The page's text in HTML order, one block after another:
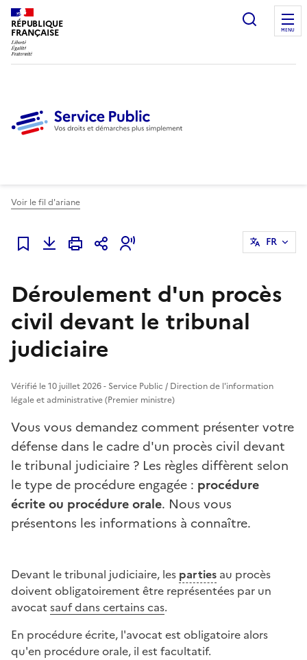
RÉPUBLIQUE
FRANÇAISE
Ouvrir
MENU
Voir le fil d'ariane
Ajouter à mes favoris
FR
Déroulement d'un procès
civil devant le tribunal
judiciaire
Vérifié le 10 juillet 2026 - Service Public / Direction de l'information
légale et administrative (Premier ministre)
Vous vous demandez comment présenter votre
défense dans le cadre d'un procès civil devant
le tribunal judiciaire ? Les règles diffèrent selon
le type de procédure engagée : procédure
écrite ou procédure orale. Nous vous
présentons les informations à connaître.
Devant le tribunal judiciaire, les parties au procès
doivent obligatoirement être représentées par un
avocat sauf dans certains cas.
En procédure écrite, l'avocat est obligatoire alors
qu'en procédure orale, il est facultatif.